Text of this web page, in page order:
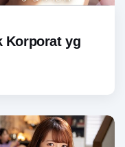
Korporat yg